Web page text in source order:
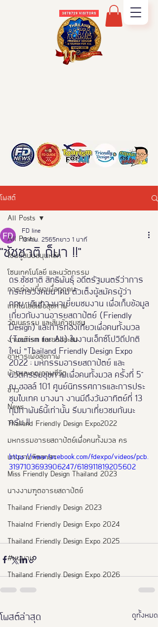
โพสต์
All Posts
โซนผู้สนับสนุนหลัก
โซนเทคโนโลยี และนวัตกรรม
การท่องเที่ยวเพื่อทุกคน
เทคโนโลยีเพื่อสุขภาพ
วัฒนธรรม และสินค้าชุมชน
งานอดิเรก และของสะสม
อาหารเพือสุขภาพ
บ้านและคุณภาพชีวิต
ข่าว
News
Thailand Friendly Design Expo2022
มหกรรมอารยสถาปัตย์เพื่อคนทั้งมวล คร
นางงามจิตอาสา
Miss Friendly Design Thailand 2023
นางงามฑูตอารยสถาปัตย์
Thailand Friendly Design 2023
Thaialnd Friendly Design Expo 2024
Thailand Friendly Design Expo 2025
#หนุมาน
Thailand Friendly Design Expo 2026
All Posts
"ชัชชาติ ก็มา !!"
FD line
13 ก.พ. 2565
ยาว 1 นาที
ดร.ชัชชาติ สิทธิพันธุ์ อดีตรัฐมนตรีว่าการ
กระทรวงคมนาคม ตัวเต็งผู้สมัครผู้ว่า
กทม. เดินทางมาเยี่ยมชมงาน เพื่อเก็บข้อมูล
เกี่ยวกับงานอารยสถาปัตย์ (Friendly
Design) และการท่องเที่ยวเพื่อคนทั้งมวล
(Tourism for All) ในงานเอ็กซ์โปวิถีปกติ
ใหม่ “Thailand Friendly Design Expo
2022 : มหกรรมอารยสถาปัตย์ และ
นวัตกรรมสุขภาพเพื่อคนทั้งมวล ครั้งที่ 5"
ณ ฮอลล์ 101 ศูนย์นิทรรศการและการประ
ชุมไบเทค บางนา งานมีถึงวันอาทิตย์ที่ 13
กุมภาพันธ์นี้เท่านั้น รีบมาเที่ยวชมกันนะ
ครับ !!
https://www.facebook.com/fdexpo/videos/pcb.
3197103693906247/618911819205602
โพสต์ล่าสุด ดูทั้งหมด